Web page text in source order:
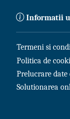
Informatii
Termeni si
Politica de
Prelucrare
Solutionarea